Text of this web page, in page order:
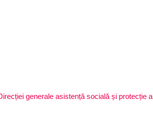
generale asistență socială și protecție a